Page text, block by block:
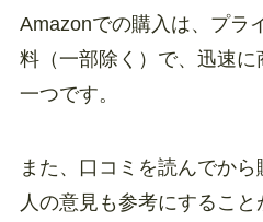
Amazonでの購入は、プラ
料（一部除く）で、迅速
一つです。
また、口コミを読んでか
人の意見も参考にすること